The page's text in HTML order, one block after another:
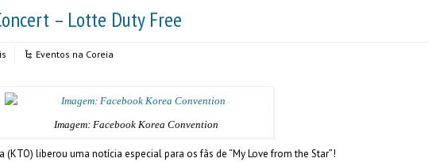
– Lotte Duty Free
Eventos na Coreia
Imagem: Facebook Korea Convention
(KTO) liberou uma notícia especial para os fãs de “My Love from the Star”!